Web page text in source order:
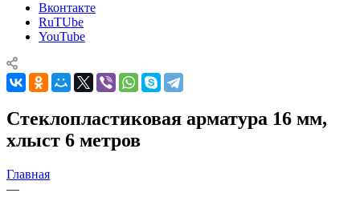
Вконтакте
RuTUbe
YouTube
Стеклопластиковая арматура 16 мм,
хлыст 6 метров
Главная
—